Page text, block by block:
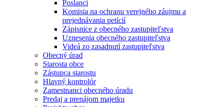
Poslanci
Komisia na ochranu verejného záujmu a
prejednávania petícií
Zápisnice z obecného zastupiteľstva
Uznesenia obecného zastupiteľstva
Videá zo zasadnutí zastupiteľstva
Obecný úrad
Starosta obce
Zástupca starostu
Hlavný kontrolór
Zamestnanci obecného úradu
Predaj a prenájom majetku